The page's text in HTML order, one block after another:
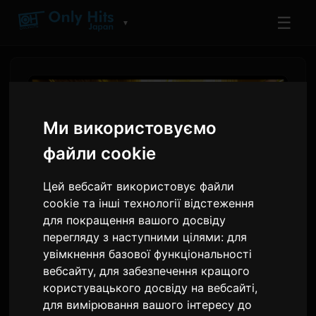
Ми використовуємо
файли cookie
Цей вебсайт використовує файли
cookie та інші технології відстеження
для покращення вашого досвіду
перегляду з наступними цілями:для
увімкнення базової функціональності
вебсайту,для забезпечення кращого
користувацького досвіду на вебсайті,
для вимірювання вашого інтересу до
▼ ☰
FATAL FURY: City of the
Wolves - Саундтрек тепер
доступний на